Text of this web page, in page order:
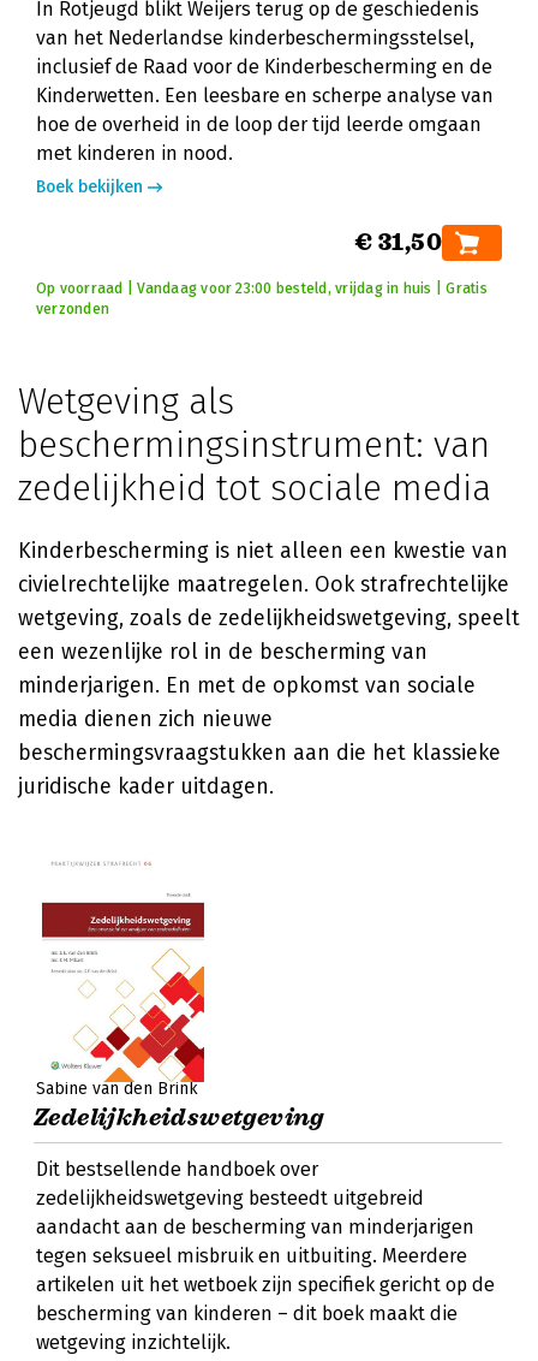
In Rotjeugd blikt Weijers terug op de geschiedenis
van het Nederlandse kinderbeschermingsstelsel,
inclusief de Raad voor de Kinderbescherming en de
Kinderwetten. Een leesbare en scherpe analyse van
hoe de overheid in de loop der tijd leerde omgaan
met kinderen in nood.
Boek bekijken
€ 31,50
Op voorraad | Vandaag voor 23:00 besteld, vrijdag in huis | Gratis
verzonden
Wetgeving als
beschermingsinstrument: van
zedelijkheid tot sociale media
Kinderbescherming is niet alleen een kwestie van
civielrechtelijke maatregelen. Ook strafrechtelijke
wetgeving, zoals de zedelijkheidswetgeving, speelt
een wezenlijke rol in de bescherming van
minderjarigen. En met de opkomst van sociale
media dienen zich nieuwe
beschermingsvraagstukken aan die het klassieke
juridische kader uitdagen.
Sabine van den Brink
Zedelijkheidswetgeving
Dit bestsellende handboek over
zedelijkheidswetgeving besteedt uitgebreid
aandacht aan de bescherming van minderjarigen
tegen seksueel misbruik en uitbuiting. Meerdere
artikelen uit het wetboek zijn specifiek gericht op de
bescherming van kinderen – dit boek maakt die
wetgeving inzichtelijk.